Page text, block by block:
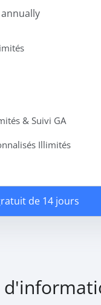
annually
& Suivi GA
Illimités
de 14 jours